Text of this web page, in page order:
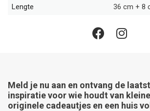
Lengte 36 cm + 8
Meld je nu aan en ontvang de
inspiratie voor wie houdt van
originele cadeautjes en een huis